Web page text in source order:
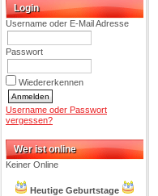
Login
Username oder E-Mail Adresse
Passwort
Wiedererkennen
Username oder Passwort
vergessen?
Wer ist online
Keiner Online
Heutige Geburtstage